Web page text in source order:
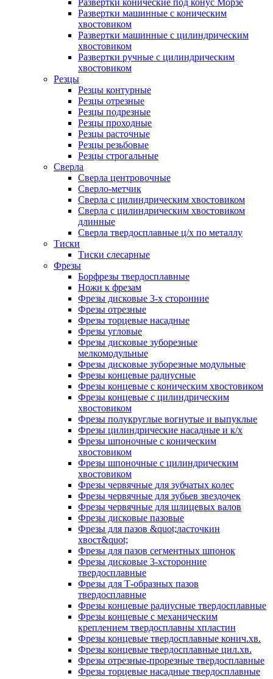
Развертки конические под конус Морзе
Развертки машинные с коническим
хвостовиком
Развертки машинные с цилиндрическим
хвостовиком
Развертки ручные с цилиндрическим
хвостовиком
Резцы
Резцы контурные
Резцы отрезные
Резцы подрезные
Резцы проходные
Резцы расточные
Резцы резьбовые
Резцы строгальные
Сверла
Сверла центровочные
Сверло-метчик
Сверла с цилиндрическим хвостовиком
Сверла с цилиндрическим хвостовиком
длинные
Сверла твердосплавные ц/х по металлу
Тиски
Тиски слесарные
Фрезы
Борфрезы твердосплавные
Ножи к фрезам
Фрезы дисковые 3-х сторонние
Фрезы отрезные
Фрезы торцевые насадные
Фрезы угловые
Фрезы дисковые зуборезные
мелкомодульные
Фрезы дисковые зуборезные модульные
Фрезы концевые радиусные
Фрезы концевые с коническим хвостовиком
Фрезы концевые с цилиндрическим
хвостовиком
Фрезы полукруглые вогнутые и выпуклые
Фрезы цилиндрические насадные и к/х
Фрезы шпоночные с коническим
хвостовиком
Фрезы шпоночные с цилиндрическим
хвостовиком
Фрезы червячные для зубчатых колес
Фрезы червячные для зубьев звездочек
Фрезы червячные для шлицевых валов
Фрезы дисковые пазовые
Фрезы для пазов &quot;ласточкин
хвост&quot;
Фрезы для пазов сегментных шпонок
Фрезы дисковые 3-хсторонние
твердосплавные
Фрезы для Т-образных пазов
твердосплавные
Фрезы концевые радиусные твердосплавные
Фрезы концевые с механическим
креплением твердосплавны хпластин
Фрезы концевые твердосплавные конич.хв.
Фрезы концевые твердосплавные цил.хв.
Фрезы отрезные-прорезные твердосплавные
Фрезы торцевые насадные твердосплавные